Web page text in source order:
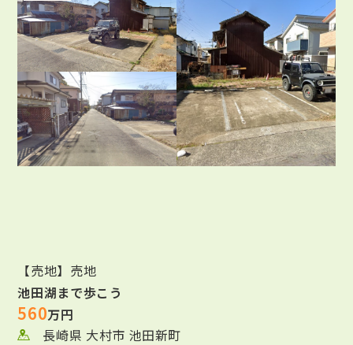
【売地】売地
池田湖まで歩こう
560万円
長崎県 大村市 池田新町